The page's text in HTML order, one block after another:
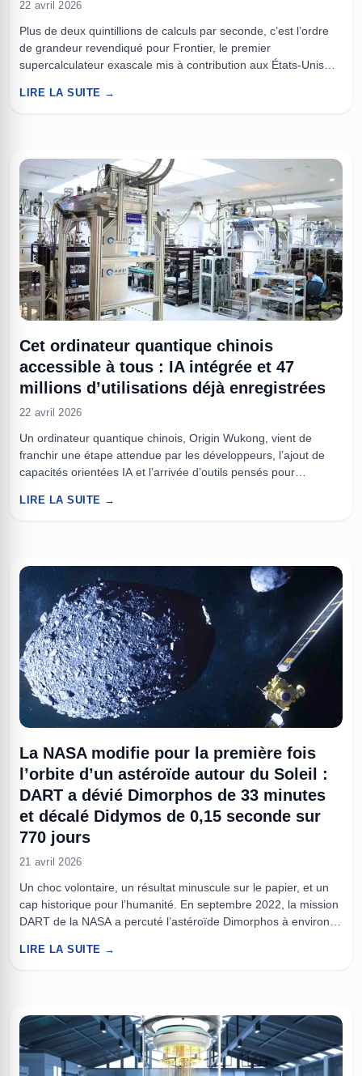
22 avril 2026
Plus de deux quintillions de calculs par seconde, c’est l’ordre
de grandeur revendiqué pour Frontier, le premier
supercalculateur exascale mis à contribution aux États-Unis
turbulence magnétique des plasmas. L’idée est simple sur le
LIRE LA SUITE →
Cet ordinateur quantique chinois
accessible à tous : IA intégrée et 47
millions d’utilisations déjà enregistrées
22 avril 2026
Un ordinateur quantique chinois, Origin Wukong, vient de
franchir une étape attendue par les développeurs, l’ajout de
capacités orientées IA et l’arrivée d’outils pensés pour
comme la troisième génération de machine supraconductrice
LIRE LA SUITE →
La NASA modifie pour la première fois
l’orbite d’un astéroïde autour du Soleil :
DART a dévié Dimorphos de 33 minutes
et décalé Didymos de 0,15 seconde sur
770 jours
21 avril 2026
Un choc volontaire, un résultat minuscule sur le papier, et un
cap historique pour l’humanité. En septembre 2022, la mission
DART de la NASA a percuté l’astéroïde Dimorphos à environ
déjà que l’impact avait raccourci l’orbite de Dimorphos autour
LIRE LA SUITE →